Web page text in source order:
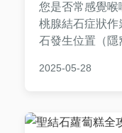
您是否常感覺喉
桃腺結石症狀‌作
石發生位置‌（隱
耳鼻喉科醫師的‌
製品殘留）及
2025-05-28